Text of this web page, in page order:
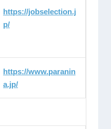
https://jobselection.j
p/
https://www.paranin
a.jp/